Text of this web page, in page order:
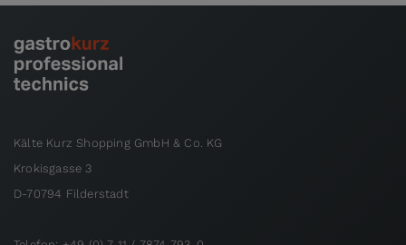
Kälte Kurz Shopping GmbH & Co. KG
Krokisgasse 3
D-70794 Filderstadt